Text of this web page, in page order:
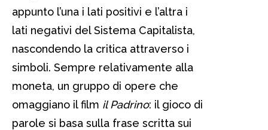
appunto l’una i lati positivi e l’altra i
lati negativi del Sistema Capitalista,
nascondendo la critica attraverso i
simboli. Sempre relativamente alla
moneta, un gruppo di opere che
omaggiano il film il Padrino: il gioco di
parole si basa sulla frase scritta sui